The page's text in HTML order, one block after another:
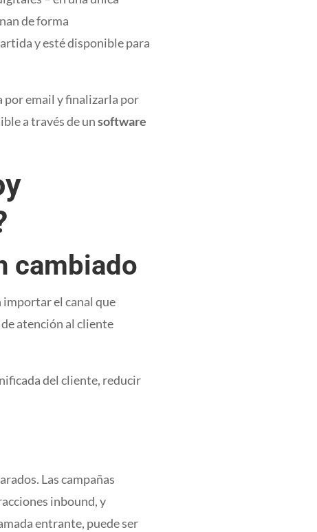
de forma
y esté disponible para
por email y finalizarla por
a través de unsoftware
cambiado
importar el canal que
atención al cliente
del cliente, reducir
Las campañas
inbound, y
entrante, puede ser